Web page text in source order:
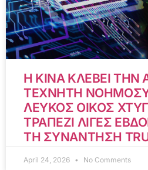
Η ΚΙΝΑ ΚΛΕΒΕΙ ΤΗΝ
ΤΕΧΝΗΤΗ
ΛΕΥΚΟΣ ΟΙΚΟΣ
ΤΡΑΠΕΖΙ ΛΙΓΕΣ
ΤΗ ΣΥΝΑΝΤΗΣΗ
April 24, 2026 No Comments